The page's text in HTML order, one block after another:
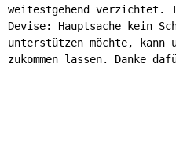
weitestgehend
Devise: Hauptsache kein
unterstützen möchte, kann
zukommen lassen. Danke